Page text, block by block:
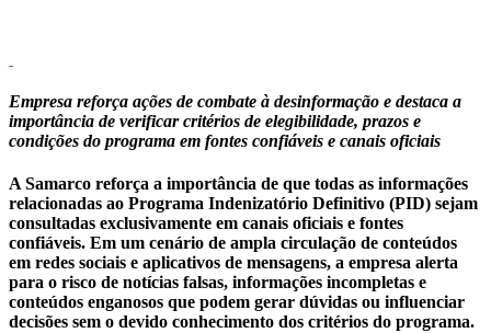
Empresa reforça ações de combate à desinformação e destaca a
importância de verificar critérios de elegibilidade, prazos e
condições do programa em fontes confiáveis e canais oficiais
A Samarco reforça a importância de que todas as informações
relacionadas ao Programa Indenizatório Definitivo (PID) sejam
consultadas exclusivamente em canais oficiais e fontes
confiáveis. Em um cenário de ampla circulação de conteúdos
em redes sociais e aplicativos de mensagens, a empresa alerta
para o risco de notícias falsas, informações incompletas e
conteúdos enganosos que podem gerar dúvidas ou influenciar
decisões sem o devido conhecimento dos critérios do programa.